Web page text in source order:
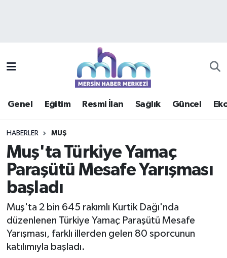
Genel Eğitim Resmi İlan Sağlık Güncel
HABERLER MUŞ
Muş'ta Türkiye Yamaç
Paraşütü Mesafe Yarışması
başladı
Muş'ta 2 bin 645 rakımlı Kurtik Dağı'nda
düzenlenen Türkiye Yamaç Paraşütü Mesafe
Yarışması, farklı illerden gelen 80 sporcunun
katılımıyla başladı.
Güncel
Haberde insan
Kültür - Sanat
Magazin
Mersin Trafik Yoğunluk Haritası
Süper Lig Puan Durumu ve Fikstür
Haber Arşivi